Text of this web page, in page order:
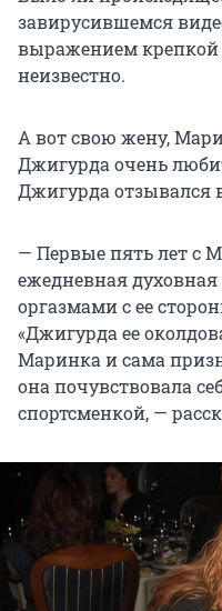
завирусившемся
выражением крепкой
неизвестно.
А вот свою жену,
Джигурда очень
Джигурда отзывался
— Первые пять лет с
ежедневная
оргазмами с ее
«Джигурда ее
Маринка и сама
она почувствовала
спортсменкой, —